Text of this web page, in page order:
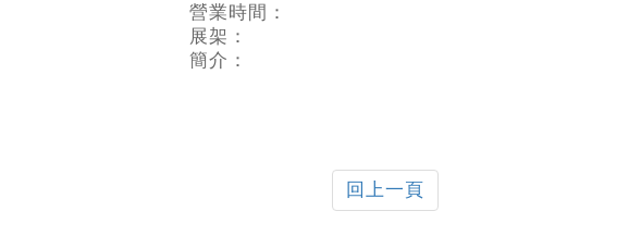
營業時間：
展架：
簡介：
回上一頁